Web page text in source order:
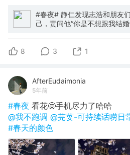
#春夜# 静仁发现志浩和朋友
己，责问他“你是不想跟我结
[笑cry]也太可爱了吧！被原
8 3 1
AfterEudaimonia
5年前
#春夜 看花🤩手机尽力了哈哈
@我不跑调 @芫荽-可持续话唠日
#春天的颜色